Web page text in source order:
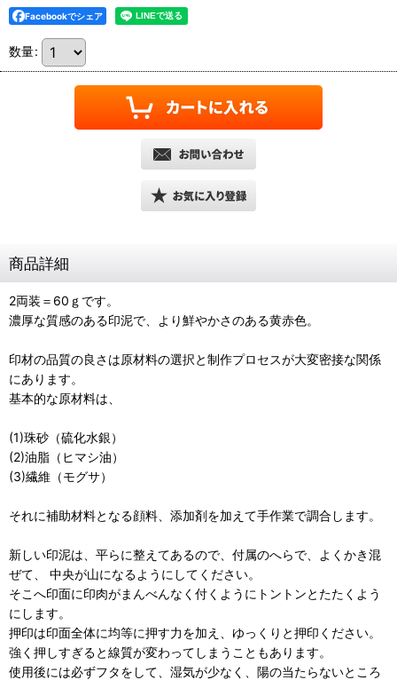
Facebookでシェア
数量:
商品詳細
2両装＝60ｇです。
濃厚な質感のある印泥で、より鮮やかさのある黄赤色。
印材の品質の良さは原材料の選択と制作プロセスが大変密接な関係
にあります。
基本的な原材料は、
(1)珠砂（硫化水銀）
(2)油脂（ヒマシ油）
(3)繊維（モグサ）
それに補助材料となる顔料、添加剤を加えて手作業で調合します。
新しい印泥は、平らに整えてあるので、付属のへらで、よくかき混
ぜて、 中央が山になるようにしてください。
そこへ印面に印肉がまんべんなく付くようにトントンとたたくよう
にします。
押印は印面全体に均等に押す力を加え、ゆっくりと押印ください。
強く押しすぎると線質が変わってしまうこともあります。
使用後には必ずフタをして、湿気が少なく、陽の当たらないところ